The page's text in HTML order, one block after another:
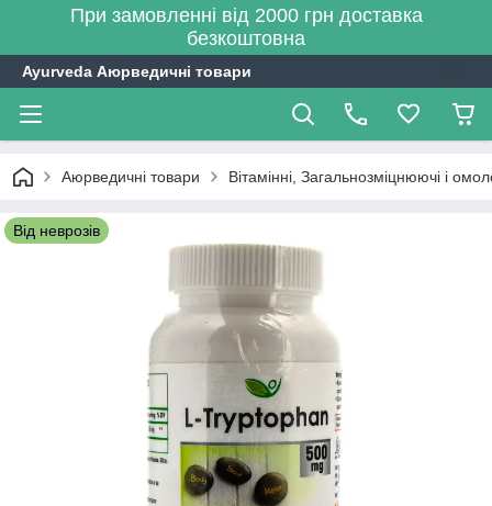
При замовленні від 2000 грн доставка
безкоштовна
Ayurveda Аюрведичні товари
Аюрведичні товари Вітамінні, Загальнозміцнюючі і
Від неврозів